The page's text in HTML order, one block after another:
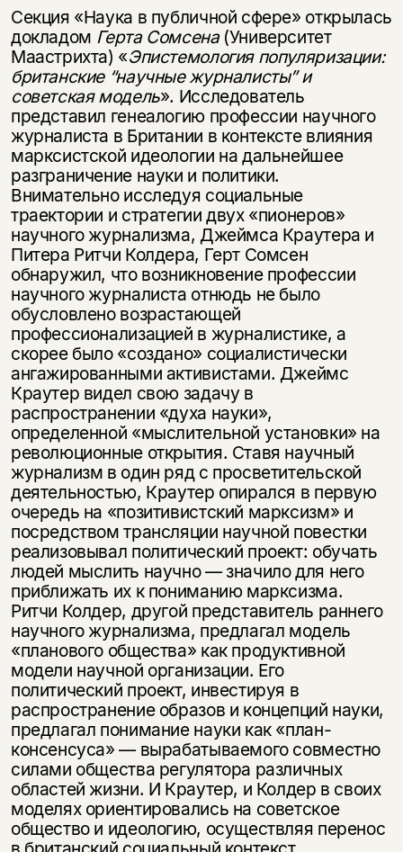
Секция «Наука в публичной сфере» открылась
докладом Герта Сомсена(Университет
Маастрихта) «Эпистемология популяризации:
британские “научные журналисты” и
советская модель». Исследователь
представил генеалогию профессии научного
журналиста в Британии в контексте влияния
марксистской идеологии на дальнейшее
разграничение науки и политики.
Внимательно исследуя социальные
траектории и стратегии двух «пионеров»
научного журнализма, Джеймса Краутера и
Питера Ритчи Колдера, Герт Сомсен
обнаружил, что возникновение профессии
научного журналиста отнюдь не было
обусловлено возрастающей
профессионализацией в журналистике, а
скорее было «создано» социалистически
ангажированными активистами. Джеймс
Краутер видел свою задачу в
распространении «духа науки»,
определенной «мыслительной установки» на
революционные открытия. Ставя научный
журнализм в один ряд с просветительской
деятельностью, Краутер опирался в первую
очередь на «позитивистский марксизм» и
посредством трансляции научной повестки
реализовывал политический проект: обучать
людей мыслить научно — значило для него
приближать их к пониманию марксизма.
Ритчи Колдер, другой представитель раннего
научного журнализма, предлагал модель
«планового общества» как продуктивной
модели научной организации. Его
политический проект, инвестируя в
распространение образов и концепций науки,
предлагал понимание науки как «план-
консенсуса» — вырабатываемого совместно
силами общества регулятора различных
областей жизни. И Краутер, и Колдер в своих
моделях ориентировались на советское
общество и идеологию, осуществляя перенос